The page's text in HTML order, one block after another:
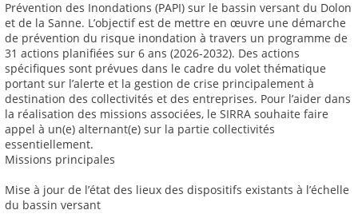
Prévention des Inondations (PAPI) sur le bassin versant du Dolon
et de la Sanne. L’objectif est de mettre en œuvre une démarche
de prévention du risque inondation à travers un programme de
31 actions planifiées sur 6 ans (2026-2032). Des actions
spécifiques sont prévues dans le cadre du volet thématique
portant sur l’alerte et la gestion de crise principalement à
destination des collectivités et des entreprises. Pour l’aider dans
la réalisation des missions associées, le SIRRA souhaite faire
appel à un(e) alternant(e) sur la partie collectivités
essentiellement.
Missions principales
Mise à jour de l’état des lieux des dispositifs existants à l’échelle
du bassin versant